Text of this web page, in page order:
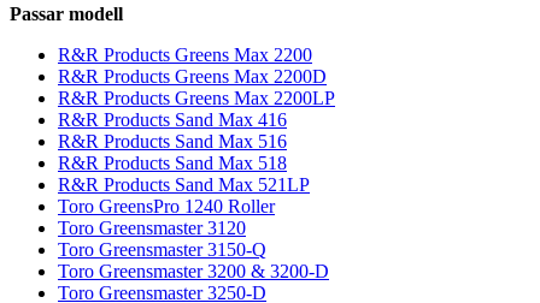
Passar modell
R&R Products Greens Max 2200
R&R Products Greens Max 2200D
R&R Products Greens Max 2200LP
R&R Products Sand Max 416
R&R Products Sand Max 516
R&R Products Sand Max 518
R&R Products Sand Max 521LP
Toro GreensPro 1240 Roller
Toro Greensmaster 3120
Toro Greensmaster 3150-Q
Toro Greensmaster 3200 & 3200-D
Toro Greensmaster 3250-D